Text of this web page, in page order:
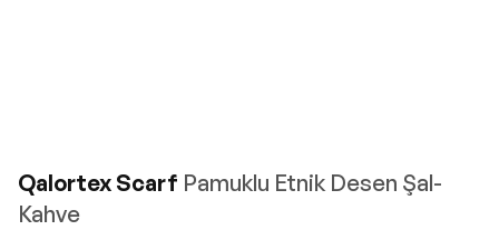
Qalortex Scarf Pamuklu Etnik Desen Şal-
Kahve